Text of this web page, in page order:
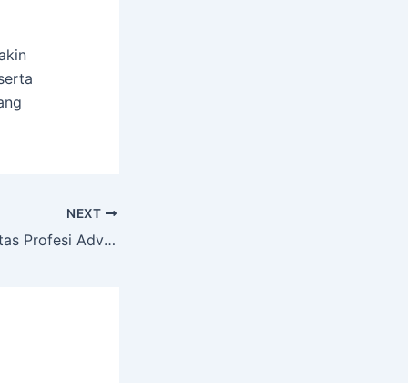
NEXT
Penguatan Integritas Profesi Advokat: DANI Resmi Kantongi Perlindungan Merek dari Kementerian Hukum RI